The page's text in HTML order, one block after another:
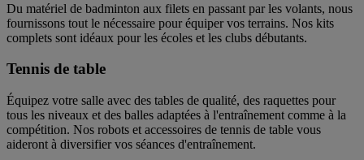
Du matériel de badminton aux filets en passant par les volants, nous
fournissons tout le nécessaire pour équiper vos terrains. Nos kits
complets sont idéaux pour les écoles et les clubs débutants.
Tennis de table
Équipez votre salle avec des tables de qualité, des raquettes pour
tous les niveaux et des balles adaptées à l'entraînement comme à la
compétition. Nos robots et accessoires de tennis de table vous
aideront à diversifier vos séances d'entraînement.